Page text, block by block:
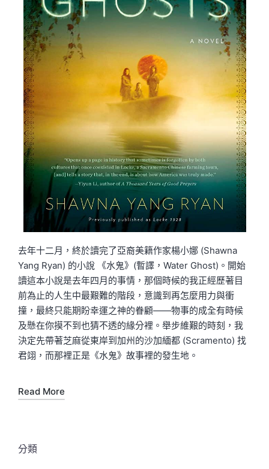
去年十二月，終於讀完了亞裔美籍作家楊小娜 (Shawna
Yang Ryan) 的小說 《水鬼》(暫譯，Water Ghost)。開始
讀這本小說是去年四月的事情，那個時候的我正經歷著目
前為止的人生中最艱難的階段，意識到再怎麼用力與衝
撞，最終只能期盼幸運之神的眷顧——物事的成全有時候
及懸在你摸不到也猜不透的緣分裡。舉步維艱的時刻，我
決定先帶著芝麻從東岸到加州的沙加緬都 (Scramento) 找
君翊，而那裡正是《水鬼》故事裡的發生地。
Read More
分類